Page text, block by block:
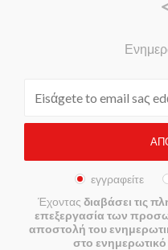
εγγραφείτε
Έχοντας διαβάσει τις
επεξεργασία των
αποστολή του
στο